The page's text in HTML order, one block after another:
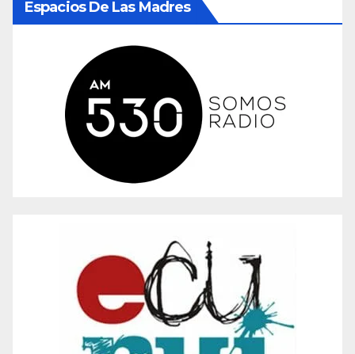
Espacios De Las Madres